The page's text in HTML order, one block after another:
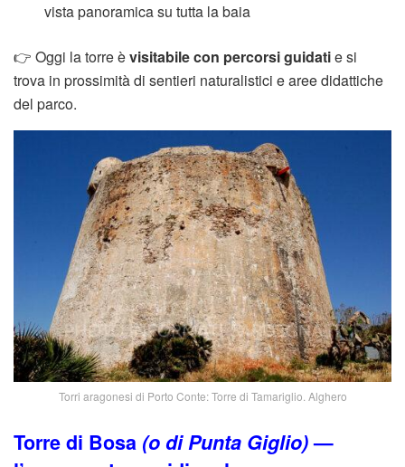
vista panoramica su tutta la baia
👉 Oggi la torre èvisitabile con percorsi guidatie si
trova in prossimità di sentieri naturalistici e aree didattiche
del parco.
Torri aragonesi di Porto Conte: Torre di Tamariglio. Alghero
Torre di Bosa (o di Punta Giglio)—